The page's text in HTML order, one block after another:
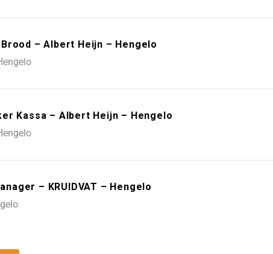
– Albert Heijn – Hengelo
Kassa – Albert Heijn – Hengelo
– KRUIDVAT – Hengelo